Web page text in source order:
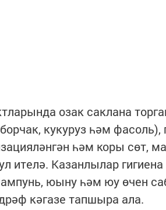
озак саклана
кукуруз һәм фасоль),
һәм коры сөт,
ителә. Казанлылар
юыну һәм юу өчен
кәгазе тапшыра ала.